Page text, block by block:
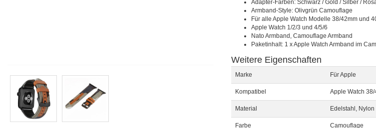
Adapter-Farben: Schwarz / Gold / Silber /
Armband-Style: Olivgrün Camouflage
Für alle Apple Watch Modelle 38/42mm und
Apple Watch 1/2/3 und 4/5/6
Nato Armband, Camouflage Armband
Paketinhalt: 1 x Apple Watch Armband im
Weitere Eigenschaften
Marke Für Apple
Kompatibel Apple Watch
Material Edelstahl, Nylon
Farbe Camouflage